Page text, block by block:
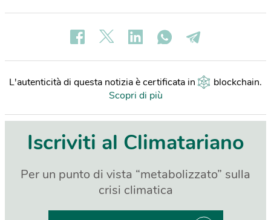
L'autenticità di questa notizia è certificata in blockchain.
Scopri di più
Iscriviti al Climatariano
Per un punto di vista “metabolizzato” sulla
crisi climatica